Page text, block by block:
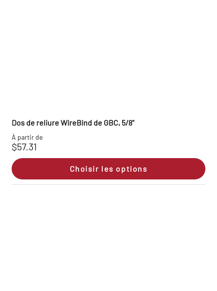
Dos de reliure WireBind de GBC, 5/8"
À partir de
$57.31
Choisir les options